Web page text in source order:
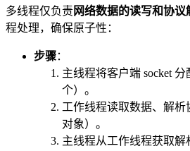
多线程仅负责网络数据的读写和协议
程处理，确保原子性：
步骤：
主线程将客户端 socket
个）。
工作线程读取数据、解
对象）。
主线程从工作线程获取解